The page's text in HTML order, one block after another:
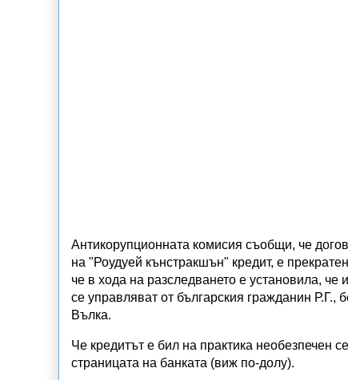
Антикорупционната комисия съобщи, че
на "Роудуей кънстракшън" кредит, е
че в хода на разследването е установила, че
се управляват от българския гражданин Р.Г.,
Вълка.
Че кредитът е бил на практика необезпечен
страницата на банката (виж по-долу).